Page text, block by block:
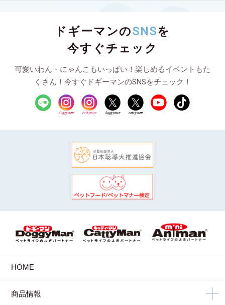
ドギーマンのSNSを
今すぐチェック
可愛いわん・にゃんこもいっぱい！楽しめるイベントもた
くさん！今すぐドギーマンのSNSをチェック！
HOME
商品情報